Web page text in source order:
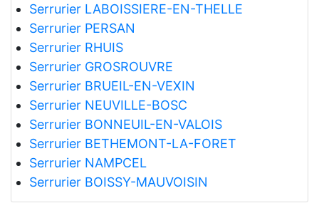
Serrurier LABOISSIERE-EN-THELLE
Serrurier PERSAN
Serrurier RHUIS
Serrurier GROSROUVRE
Serrurier BRUEIL-EN-VEXIN
Serrurier NEUVILLE-BOSC
Serrurier BONNEUIL-EN-VALOIS
Serrurier BETHEMONT-LA-FORET
Serrurier NAMPCEL
Serrurier BOISSY-MAUVOISIN